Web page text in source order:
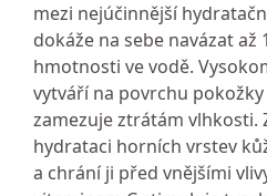
mezi nejúčinnější
dokáže na sebe navázat až
hmotnosti ve vodě.
vytváří na povrchu
zamezuje ztrátám vlhkosti.
hydrataci horních vrstev
a chrání ji před vnějšími